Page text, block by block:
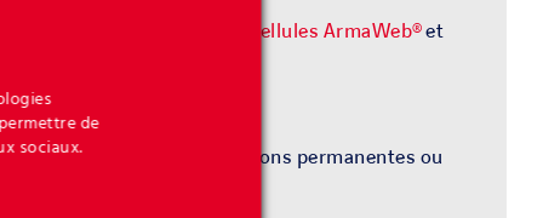
géocellules ArmaWeb®et
ce soit pour des applications permanentes ou
de
sociaux.